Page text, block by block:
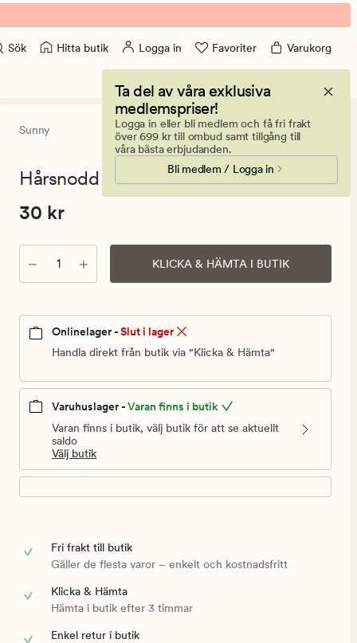
Sök Hitta butik Logga in Favoriter Varukorg
Ta del av våra exklusiva
medlemspriser!
Logga in eller bli medlem och få fri frakt
över 699 kr till ombud samt tillgång till
våra bästa erbjudanden.
Bli medlem / Logga in
Sunny
0
med
betyg
0
Hårsnodd ljusrosa - 6,5x6,5 cm
Pris
kr.
Ordinarie
pris
kr
Pris 30 kr
30 kr
Antal KLICKA & HÄMTA I BUTIK
Onlinelager -Slut i lager
Handla direkt från butik via "Klicka & Hämta"
Varuhuslager -Varan finns i butik
Varan finns i butik, välj butik för att se aktuellt
saldo
Välj butik
Fri frakt till butik
Gäller de flesta varor – enkelt och kostnadsfritt
Klicka & Hämta
Hämta i butik efter 3 timmar
Enkel retur i butik